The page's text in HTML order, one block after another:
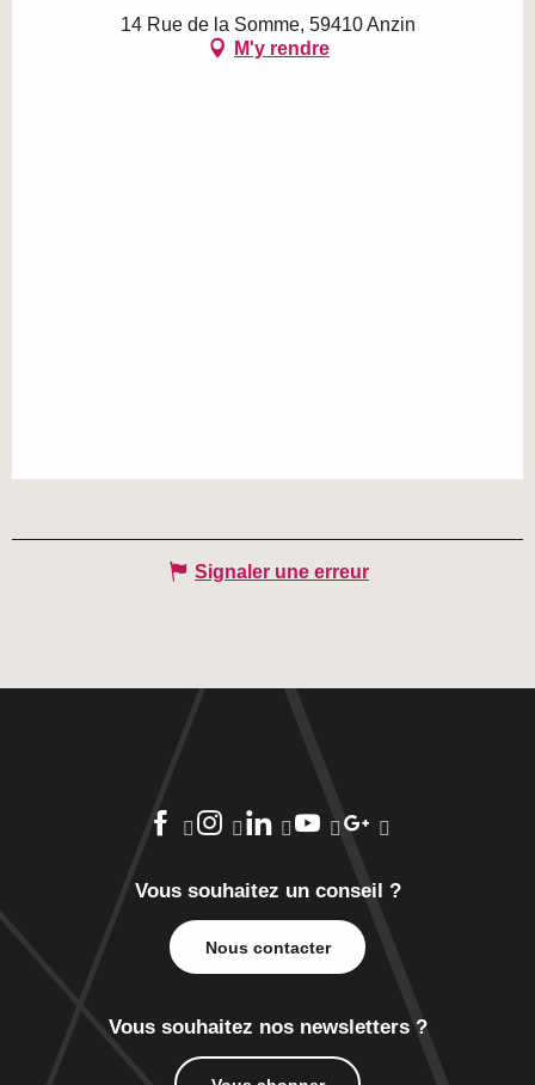
14 Rue de la Somme, 59410 Anzin
M'y rendre
Signaler une erreur
Vous souhaitez un conseil ?
Nous contacter
Vous souhaitez nos newsletters ?